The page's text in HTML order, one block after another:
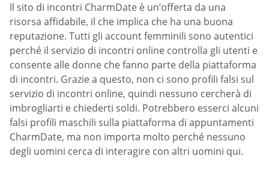
Il sito di incontri CharmDate è un’offerta da una
risorsa affidabile, il che implica che ha una buona
reputazione. Tutti gli account femminili sono autentici
perché il servizio di incontri online controlla gli utenti e
consente alle donne che fanno parte della piattaforma
di incontri. Grazie a questo, non ci sono profili falsi sul
servizio di incontri online, quindi nessuno cercherà di
imbrogliarti e chiederti soldi. Potrebbero esserci alcuni
falsi profili maschili sulla piattaforma di appuntamenti
CharmDate, ma non importa molto perché nessuno
degli uomini cerca di interagire con altri uomini qui.